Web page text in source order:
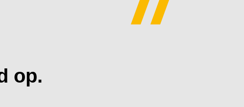
op.